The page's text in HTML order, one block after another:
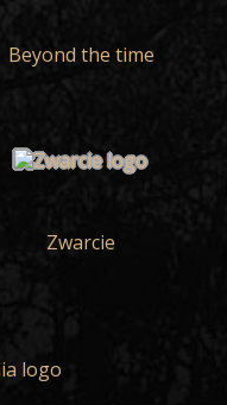
Beyond the time
Zwarcie